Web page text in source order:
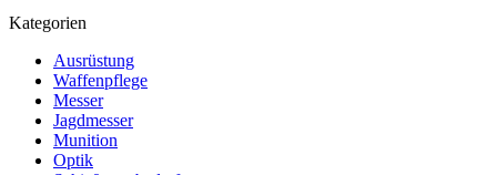
Kategorien
Ausrüstung
Waffenpflege
Messer
Jagdmesser
Munition
Optik